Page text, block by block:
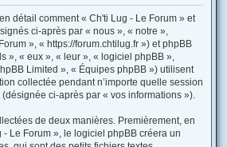
détail comment « Ch'ti Lug - Le Forum » et
ci-après par « nous », « notre »,
», « https://forum.chtilug.fr ») et phpBB
», « eux », « leur », « logiciel phpBB »,
Limited », « Équipes phpBB ») utilisent
collectée pendant n’importe quelle session
(désignée ci-après par « vos informations »).
de deux manières. Premièrement, en
Le Forum », le logiciel phpBB créera un